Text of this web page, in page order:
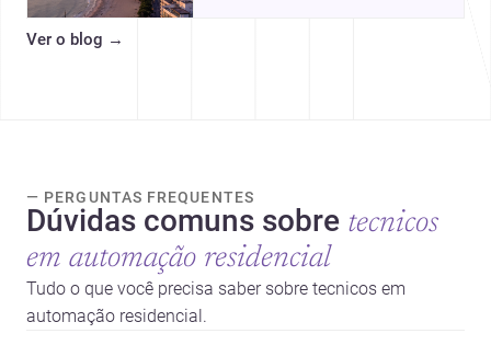
Ver o blog →
— PERGUNTAS FREQUENTES
Dúvidas comuns sobre tecnicos
em automação residencial
Tudo o que você precisa saber sobre tecnicos em
automação residencial.